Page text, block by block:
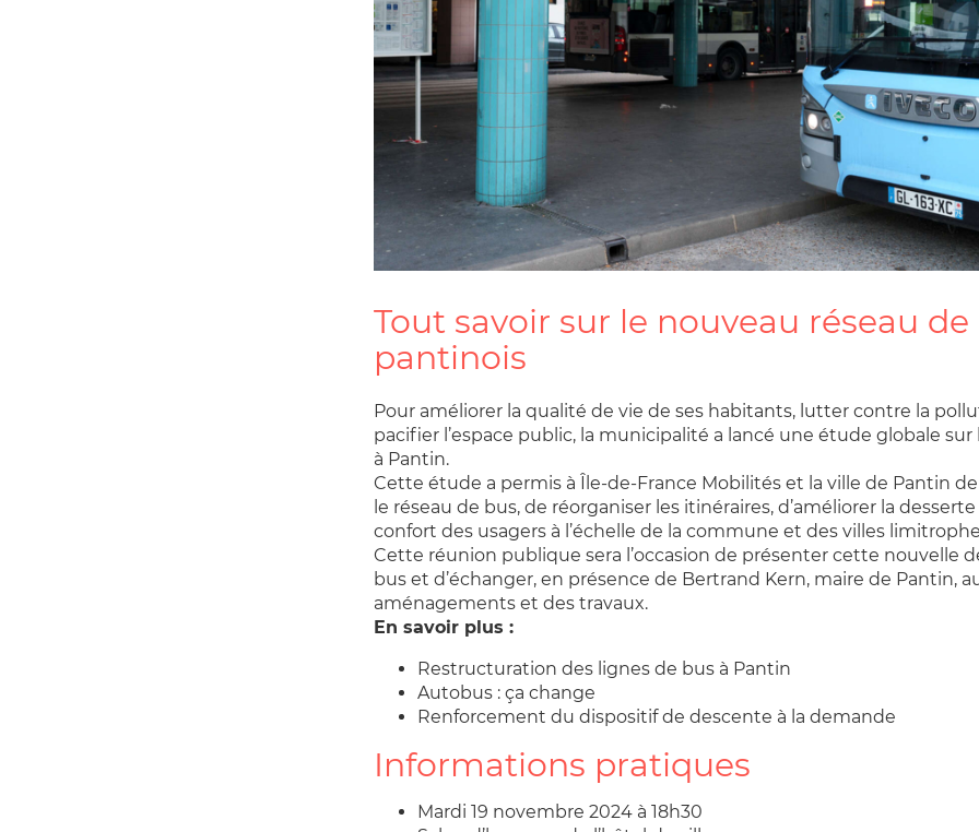
Tout savoir sur le nouveau réseau de
pantinois
Pour améliorer la qualité de vie de ses habitants, lutter contre la
pacifier l’espace public, la municipalité a lancé une étude globale
à Pantin.
Cette étude a permis à Île-de-France Mobilités et la ville de Pantin
le réseau de bus, de réorganiser les itinéraires, d’améliorer la
confort des usagers à l’échelle de la commune et des villes
Cette réunion publique sera l’occasion de présenter cette nouvelle
bus et d’échanger, en présence de Bertrand Kern, maire de Pantin,
aménagements et des travaux.
En savoir plus :
Restructuration des lignes de bus à Pantin
Autobus : ça change
Renforcement du dispositif de descente à la demande
Informations pratiques
Mardi 19 novembre 2024 à 18h30